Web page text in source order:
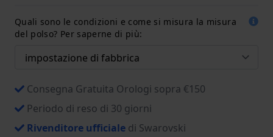
Quali sono le condizioni e come si misura la misura
del polso? Per saperne di più:
Consegna Gratuita Orologi sopra €150
Periodo di reso di 30 giorni
Rivenditore ufficiale di Swarovski